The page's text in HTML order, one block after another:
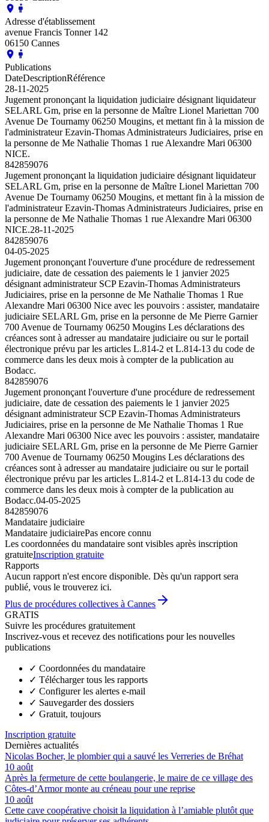
Adresse d'établissement
avenue Francis Tonner 142
06150 Cannes
Publications
DateDescriptionRéférence
28-11-2025
Jugement prononçant la liquidation judiciaire désignant liquidateur
SELARL Gm, prise en la personne de Maître Lionel Mariettan 700
Avenue De Tournamy 06250 Mougins, et mettant fin à la mission de
l'administrateur Ezavin-Thomas Administrateurs Judiciaires, prise en
la personne de Me Nathalie Thomas 1 rue Alexandre Mari 06300
NICE.
842859076
Jugement prononçant la liquidation judiciaire désignant liquidateur
SELARL Gm, prise en la personne de Maître Lionel Mariettan 700
Avenue De Tournamy 06250 Mougins, et mettant fin à la mission de
l'administrateur Ezavin-Thomas Administrateurs Judiciaires, prise en
la personne de Me Nathalie Thomas 1 rue Alexandre Mari 06300
NICE.28-11-2025
842859076
04-05-2025
Jugement prononçant l'ouverture d'une procédure de redressement
judiciaire, date de cessation des paiements le 1 janvier 2025
désignant administrateur SCP Ezavin-Thomas Administrateurs
Judiciaires, prise en la personne de Me Nathalie Thomas 1 Rue
Alexandre Mari 06300 Nice avec les pouvoirs : assister, mandataire
judiciaire SELARL Gm, prise en la personne de Me Pierre Garnier
700 Avenue de Tournamy 06250 Mougins Les déclarations des
créances sont à adresser au mandataire judiciaire ou sur le portail
électronique prévu par les articles L.814-2 et L.814-13 du code de
commerce dans les deux mois à compter de la publication au
Bodacc.
842859076
Jugement prononçant l'ouverture d'une procédure de redressement
judiciaire, date de cessation des paiements le 1 janvier 2025
désignant administrateur SCP Ezavin-Thomas Administrateurs
Judiciaires, prise en la personne de Me Nathalie Thomas 1 Rue
Alexandre Mari 06300 Nice avec les pouvoirs : assister, mandataire
judiciaire SELARL Gm, prise en la personne de Me Pierre Garnier
700 Avenue de Tournamy 06250 Mougins Les déclarations des
créances sont à adresser au mandataire judiciaire ou sur le portail
électronique prévu par les articles L.814-2 et L.814-13 du code de
commerce dans les deux mois à compter de la publication au
Bodacc.04-05-2025
842859076
Mandataire judiciaire
Mandataire judiciairePas encore connu
Les coordonnées du mandataire sont visibles après inscription
gratuiteInscription gratuite
Rapports
Aucun rapport n'est encore disponible. Dès qu'un rapport sera
publié, vous le trouverez ici.
Plus de procédures collectives à Cannes
GRATIS
Suivre les procédures gratuitement
Inscrivez-vous et recevez des notifications pour les nouvelles
publications
✓ Coordonnées du mandataire
✓ Télécharger tous les rapports
✓ Configurer les alertes e-mail
✓ Sauvegarder des dossiers
✓ Gratuit, toujours
Inscription gratuite
Dernières actualités
Nicolas Bocher, le plombier qui a sauvé les Verreries de Bréhat
10 août
Après la fermeture de cette boulangerie, le maire de ce village des
Côtes-d’Armor monte au créneau pour une reprise
10 août
Cette cave coopérative choisit la liquidation à l’amiable plutôt que